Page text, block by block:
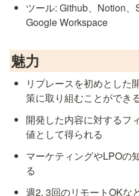
ツール: Github、Notion、
Google Workspace
魅力
リプレースを初めとした
策に取り組むことができ
開発した内容に対するフ
値として得られる
マーケティングやLPOの
る
週2, 3回のリモートOKな